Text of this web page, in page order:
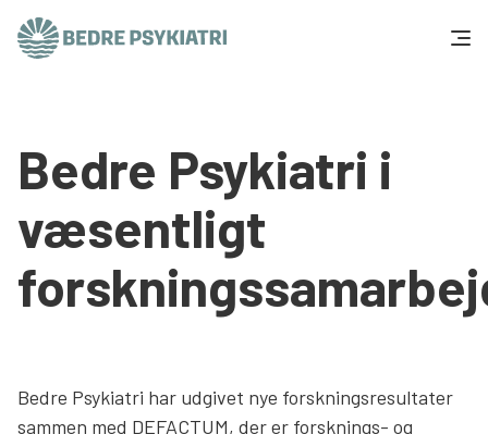
Tal og fakta
Om os
Vær med
Støt os
Bedre Psykiatri i
væsentligt
Bedre Psykiatri har udgivet nye forskningsresultater
sammen med DEFACTUM, der er forsknings- og